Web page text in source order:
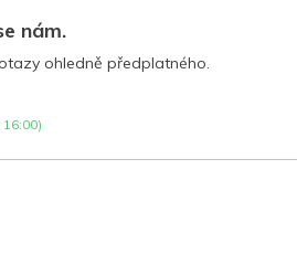
nám.
ohledně předplatného.